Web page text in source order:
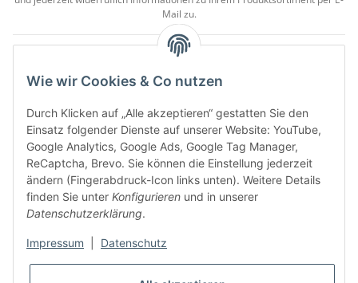
Wie wir Cookies & Co nutzen
Durch Klicken auf „Alle akzeptieren“ gestatten Sie den
Einsatz folgender Dienste auf unserer Website: YouTube,
Google Analytics, Google Ads, Google Tag Manager,
ReCaptcha, Brevo. Sie können die Einstellung jederzeit
ändern (Fingerabdruck-Icon links unten). Weitere Details
finden Sie unter Konfigurieren und in unserer
Datenschutzerklärung.
Impressum Datenschutz
Mail zu.
Newsletter abonnieren und5 €
Für Ihren nächsten Einkauf in unserem WOODResin-Shop.
Den Gutschein erhalten Sie per Email nach der erfolgreichen
Bestätigung Ihrer Email-Adresse.